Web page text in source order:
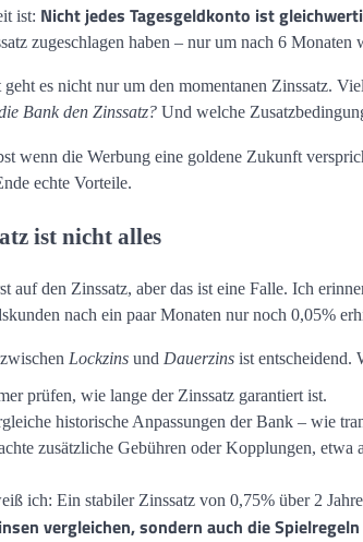
ist: Nicht jedes Tagesgeldkonto ist
zugeschlagen haben – nur um nach 6
es nicht nur um den momentanen Zinssatz.
Bank den Zinssatz? Und welche
wenn die Werbung eine goldene Zukunft
echte Vorteile.
ist nicht alles
auf den Zinssatz, aber das ist eine Falle. Ich
nach ein paar Monaten nur noch 0,05%
Lockzins und Dauerzins ist entscheidend.
prüfen, wie lange der Zinssatz garantiert ist.
historische Anpassungen der Bank – wie
zusätzliche Gebühren oder Kopplungen,
ich: Ein stabiler Zinssatz von 0,75% über 2
vergleichen, sondern auch die